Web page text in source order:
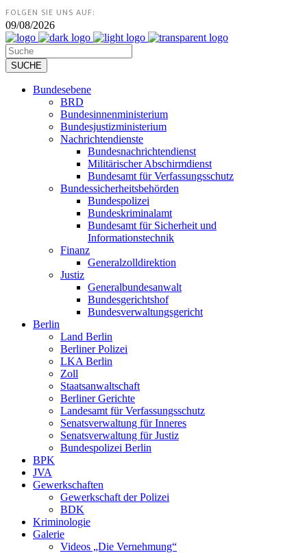
FOLGEN SIE UNS AUF:
09/08/2026
Bundesebene
BRD
Bundesinnenministerium
Bundesjustizministerium
Nachrichtendienste
Bundesnachrichtendienst
Militärischer Abschirmdienst
Bundesamt für Verfassungsschutz
Bundessicherheitsbehörden
Bundespolizei
Bundeskriminalamt
Bundesamt für Sicherheit und
Informationstechnik
Finanz
Generalzolldirektion
Justiz
Generalbundesanwalt
Bundesgerichtshof
Bundesverwaltungsgericht
Berlin
Land Berlin
Berliner Polizei
LKA Berlin
Zoll
Staatsanwaltschaft
Berliner Gerichte
Landesamt für Verfassungsschutz
Senatsverwaltung für Inneres
Senatsverwaltung für Justiz
Bundespolizei Berlin
BPK
JVA
Gewerkschaften
Gewerkschaft der Polizei
BDK
Kriminologie
Galerie
Videos „Die Vernehmung“